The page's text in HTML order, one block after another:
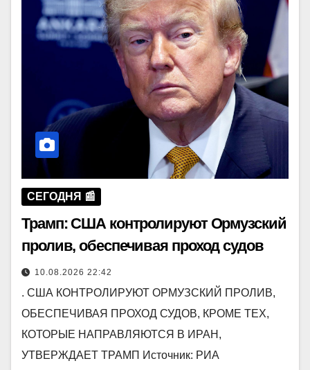
СЕГОДНЯ 📰
Трамп: США контролируют Ормузский
пролив, обеспечивая проход судов
10.08.2026 22:42
. США КОНТРОЛИРУЮТ ОРМУЗСКИЙ ПРОЛИВ,
ОБЕСПЕЧИВАЯ ПРОХОД СУДОВ, КРОМЕ ТЕХ,
КОТОРЫЕ НАПРАВЛЯЮТСЯ В ИРАН,
УТВЕРЖДАЕТ ТРАМП Источник: РИА